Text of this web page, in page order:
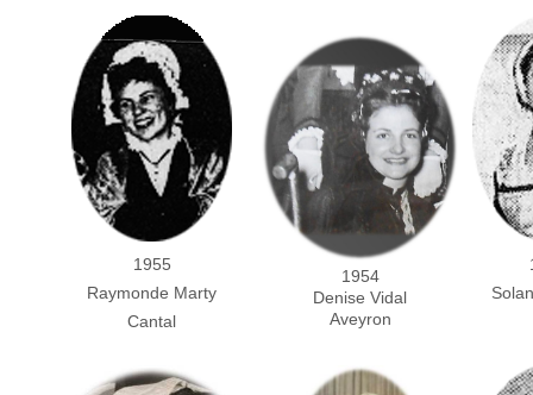
1955
Raymonde Marty
Cantal
1954
Denise Vidal
Aveyron